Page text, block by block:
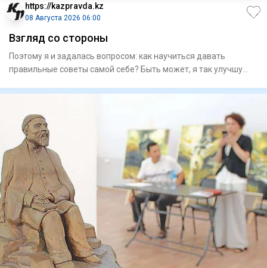
https://kazpravda.kz
08 Августа 2026 06:00
Взгляд со стороны
Поэтому я и задалась вопросом: как научиться давать
правильные советы самой себе? Быть может, я так улучшу